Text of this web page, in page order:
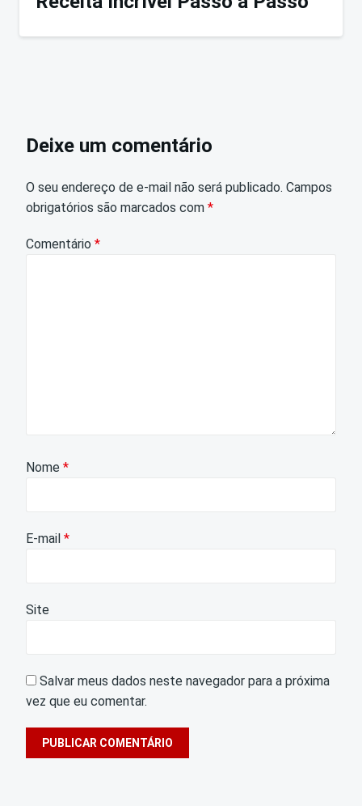
Deixe um comentário
O seu endereço de e-mail não será publicado. Campos
obrigatórios são marcados com *
Comentário *
Nome *
E-mail *
Site
Salvar meus dados neste navegador para a próxima
vez que eu comentar.